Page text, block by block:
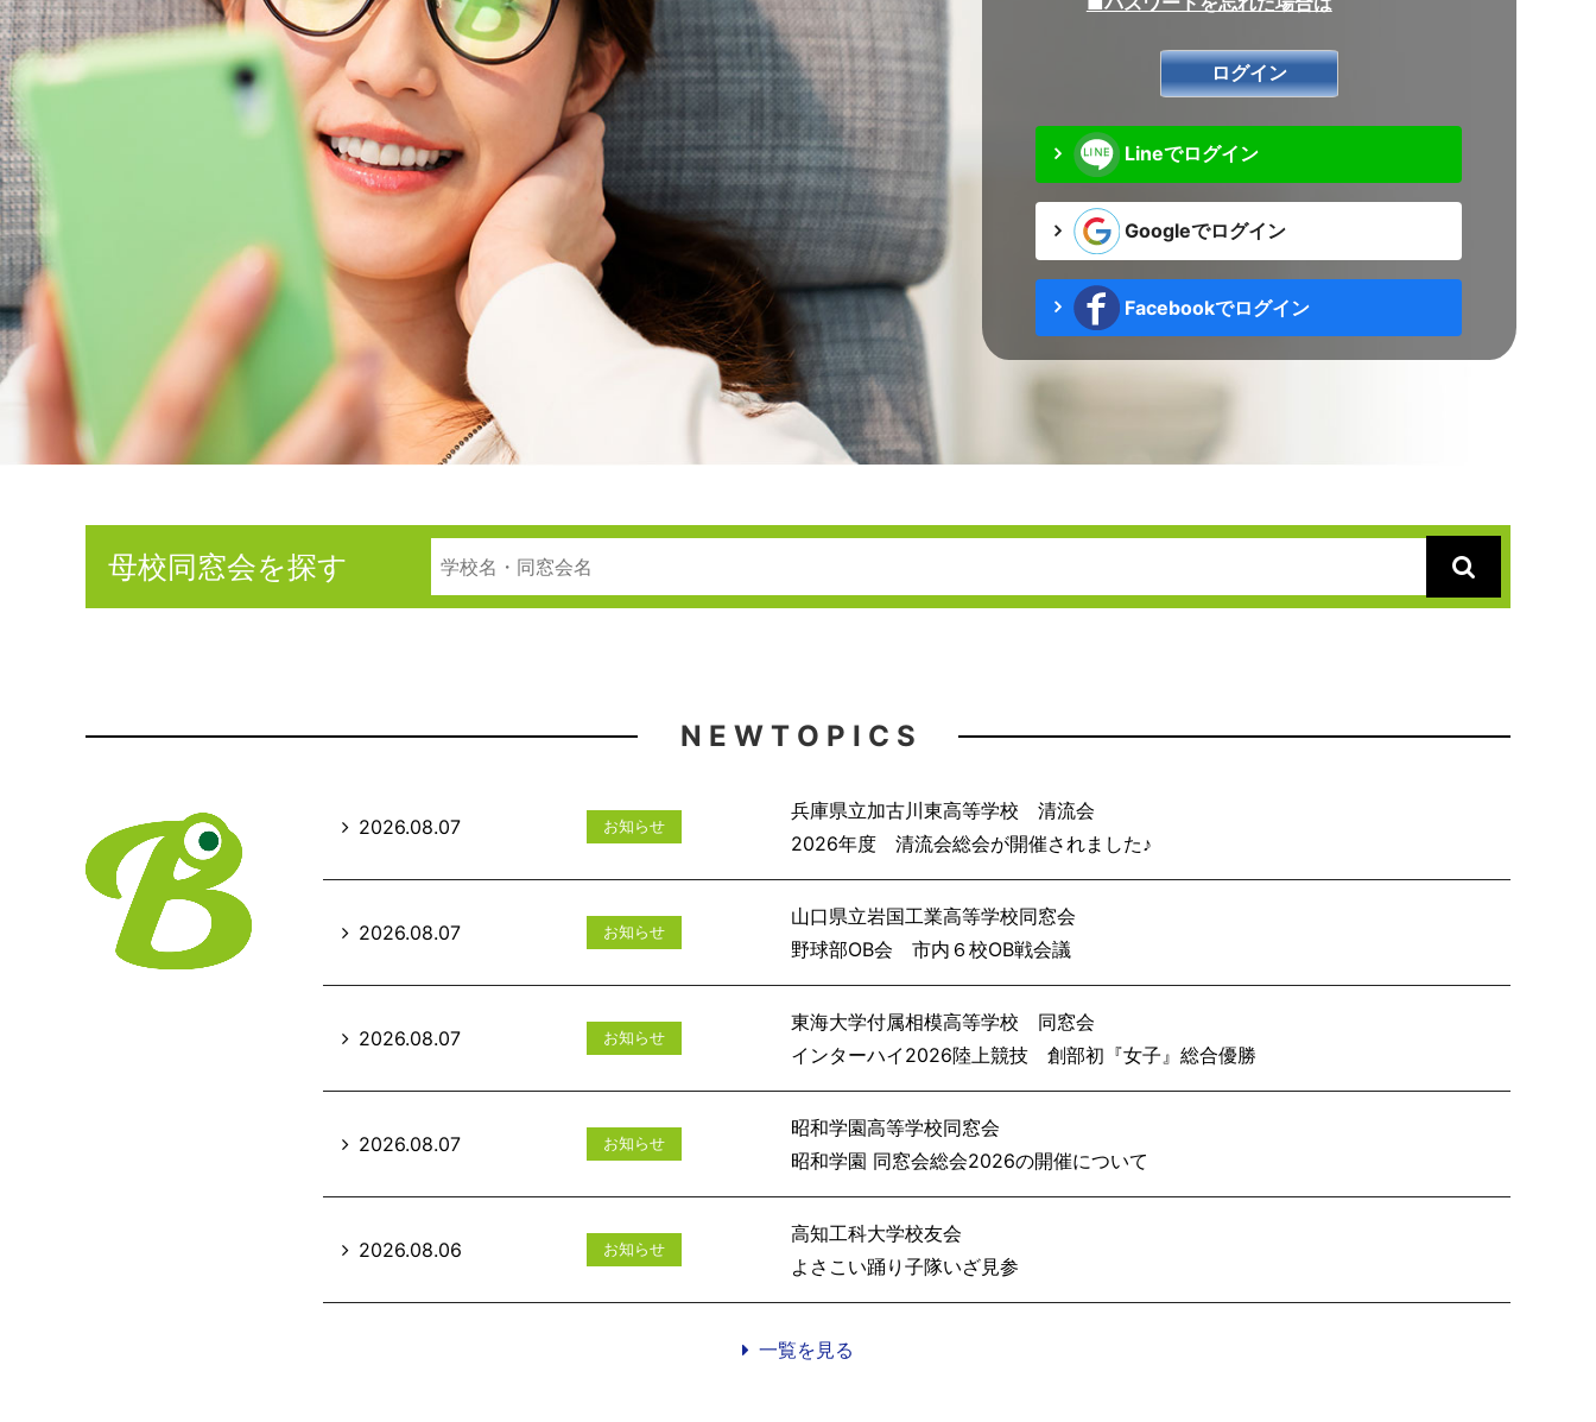
Lineでログイン
Googleでログイン
Facebookでログイン
母校同窓会を探す
N E W T O P I C S
2026.08.07 お知らせ
兵庫県立加古川東高等学校 清流会
2026年度 清流会総会が開催されました♪
2026.08.07 お知らせ
山口県立岩国工業高等学校同窓会
野球部OB会 市内６校OB戦会議
2026.08.07 お知らせ
東海大学付属相模高等学校 同窓会
インターハイ2026陸上競技 創部初『女子』総合優勝
2026.08.07 お知らせ
昭和学園高等学校同窓会
昭和学園 同窓会総会2026の開催について
2026.08.06 お知らせ
高知工科大学校友会
よさこい踊り子隊いざ見参
一覧を見る